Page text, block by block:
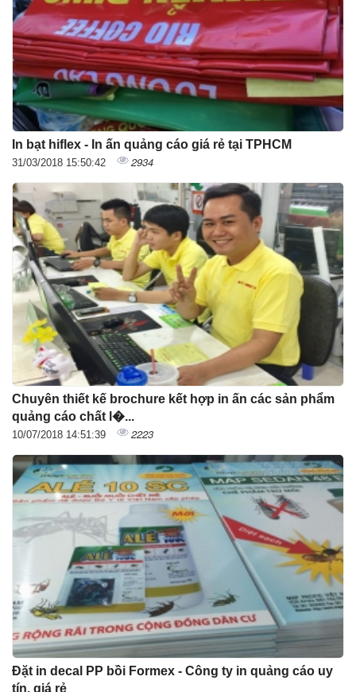
In bạt hiflex - In ấn quảng cáo giá rẻ tại TPHCM
31/03/2018 15:50:42 2934
Chuyên thiết kế brochure kết hợp in ấn các sản phẩm
quảng cáo chất l�...
10/07/2018 14:51:39 2223
Đặt in decal PP bồi Formex - Công ty in quảng cáo uy
tín. giá rẻ